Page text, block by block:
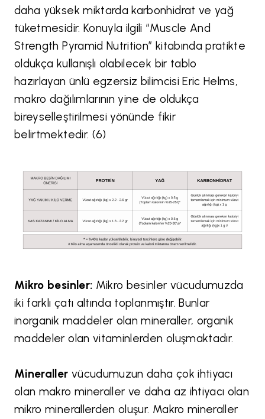
daha yüksek miktarda karbonhidrat ve yağ
tüketmesidir. Konuyla ilgili “Muscle And
Strength Pyramid Nutrition” kitabında pratikte
oldukça kullanışlı olabilecek bir tablo
hazırlayan ünlü egzersiz bilimcisi Eric Helms,
makro dağılımlarının yine de oldukça
bireyselleştirilmesi yönünde fikir
belirtmektedir. (6)
Mikro besinler: Mikro besinler vücudumuzda
iki farklı çatı altında toplanmıştır. Bunlar
inorganik maddeler olan mineraller, organik
maddeler olan vitaminlerden oluşmaktadır.
Mineraller vücudumuzun daha çok ihtiyacı
olan makro mineraller ve daha az ihtiyacı olan
mikro minerallerden oluşur. Makro mineraller